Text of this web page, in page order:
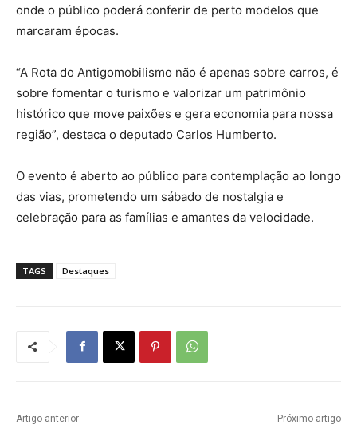
onde o público poderá conferir de perto modelos que
marcaram épocas.
“A Rota do Antigomobilismo não é apenas sobre carros, é
sobre fomentar o turismo e valorizar um patrimônio
histórico que move paixões e gera economia para nossa
região”, destaca o deputado Carlos Humberto.
O evento é aberto ao público para contemplação ao longo
das vias, prometendo um sábado de nostalgia e
celebração para as famílias e amantes da velocidade.
TAGS Destaques
Artigo anterior Próximo artigo